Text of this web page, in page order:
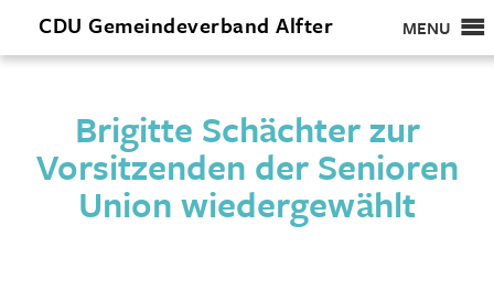
CDU Gemeindeverband Alfter MENU
Brigitte Schächter zur
Vorsitzenden der Senioren
Union wiedergewählt